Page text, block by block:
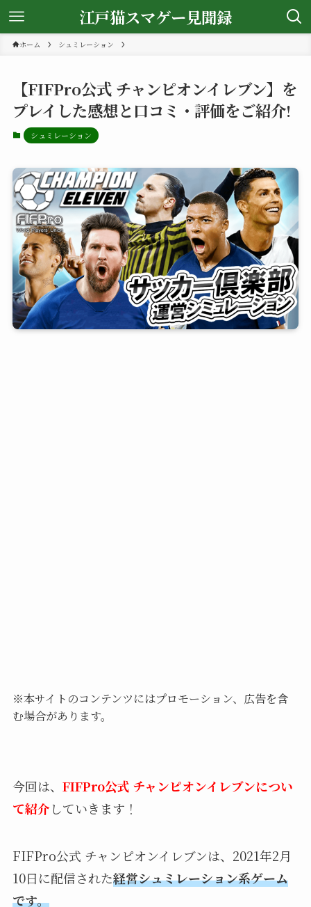
江戸猫スマゲー見聞録
ホーム シュミレーション
【FIFPro公式 チャンピオンイレブン】を
プレイした感想と口コミ・評価をご紹介!
シュミレーション
※本サイトのコンテンツにはプロモーション、広告を含
む場合があります。
今回は、 FIFPro公式 チャンピオンイレブンについ
て紹介していきます！
FIFPro公式 チャンピオンイレブンは、2021年2月
10日に配信された経営シュミレーション系ゲーム
です。